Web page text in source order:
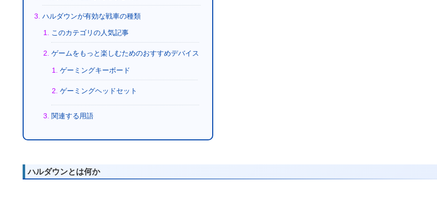
ハルダウンが有効な戦車の種類
このカテゴリの人気記事
ゲームをもっと楽しむためのおすすめデバイス
ゲーミングキーボード
ゲーミングヘッドセット
関連する用語
ハルダウンとは何か